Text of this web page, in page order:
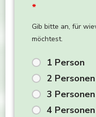
*
1 Person
2 Personen
3 Personen
4 Personen
Gib bitte an, für
möchtest.